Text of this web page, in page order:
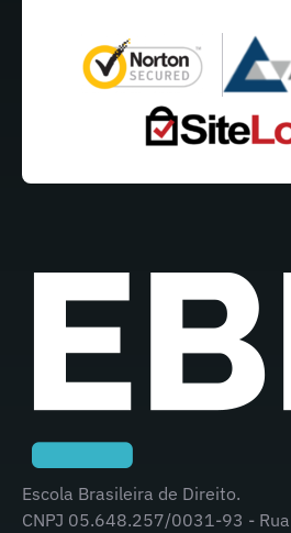
Escola Brasileira de Direito.
CNPJ 05.648.257/0031-93 -